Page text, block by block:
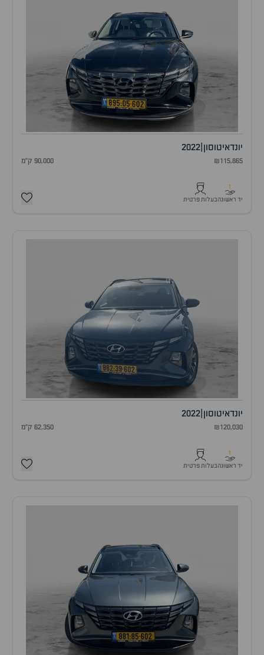
יונדאיטוסון 2022
₪115,865 90,000 ק"מ
1
יד ראשונהבעלות פרטית
יונדאיטוסון 2022
₪120,030 62,350 ק"מ
1
יד ראשונהבעלות פרטית